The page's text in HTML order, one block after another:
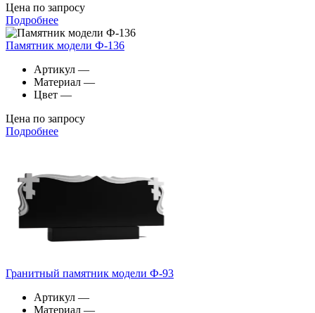
Цена по запросу
Подробнее
Памятник модели Ф-136
Артикул —
Материал —
Цвет —
Цена по запросу
Подробнее
Гранитный памятник модели Ф-93
Артикул —
Материал —